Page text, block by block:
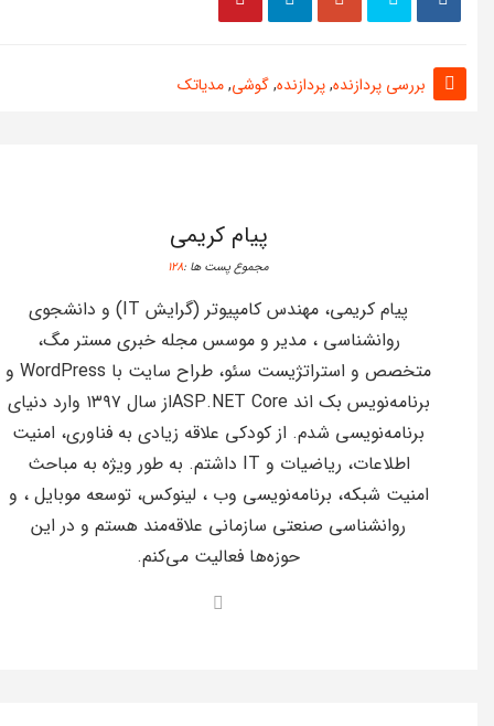
بررسی پردازنده,پردازنده,گوشی,مدیاتک
پیام کریمی
مجموع پست ها :128
پیام کریمی، مهندس کامپیوتر (گرایش IT) و دانشجوی
روانشناسی ، مدیر و موسس مجله خبری مستر مگ،
متخصص و استراتژیست سئو، طراح سایت با WordPress و
برنامه‌نویس بک اند ASP.NET Coreاز سال ۱۳۹۷ وارد دنیای
برنامه‌نویسی شدم. از کودکی علاقه زیادی به فناوری، امنیت
اطلاعات، ریاضیات و IT داشتم. به طور ویژه به مباحث
امنیت شبکه، برنامه‌نویسی وب ، لینوکس، توسعه موبایل ، و
روانشناسی صنعتی سازمانی علاقه‌مند هستم و در این
حوزه‌ها فعالیت می‌کنم.